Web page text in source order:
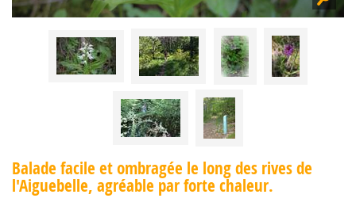
Balade facile et ombragée le long des rives de
l'Aiguebelle, agréable par forte chaleur.